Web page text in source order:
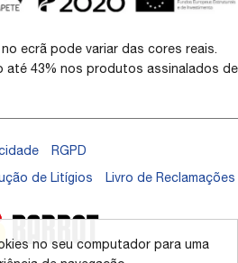
no seu computador para uma
ecrã pode variar das cores reais.
até 43% nos produtos assinalados de
RGPD
de Litígios Livro de Reclamações